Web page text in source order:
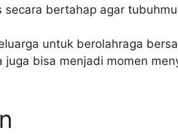
secara bertahap agar
untuk berolahraga
juga bisa menjadi momen